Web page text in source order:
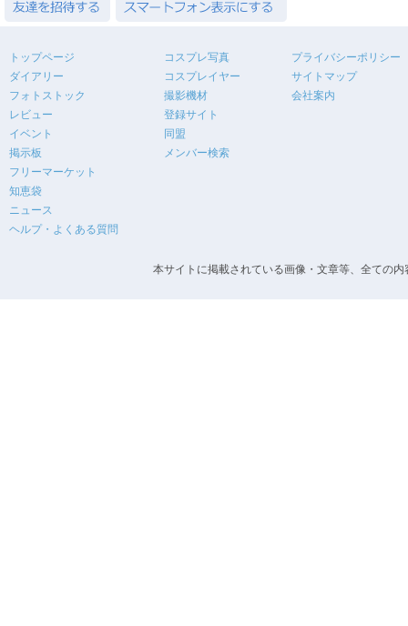
トップページ
ダイアリー
フォトストック
レビュー
イベント
掲示板
フリーマーケット
知恵袋
ニュース
ヘルプ・よくある質問
コスプレ写真
コスプレイヤー
撮影機材
登録サイト
同盟
メンバー検索
プライバシーポリシー
サイトマップ
会社案内
本サイトに掲載されている画像・文章等、全ての